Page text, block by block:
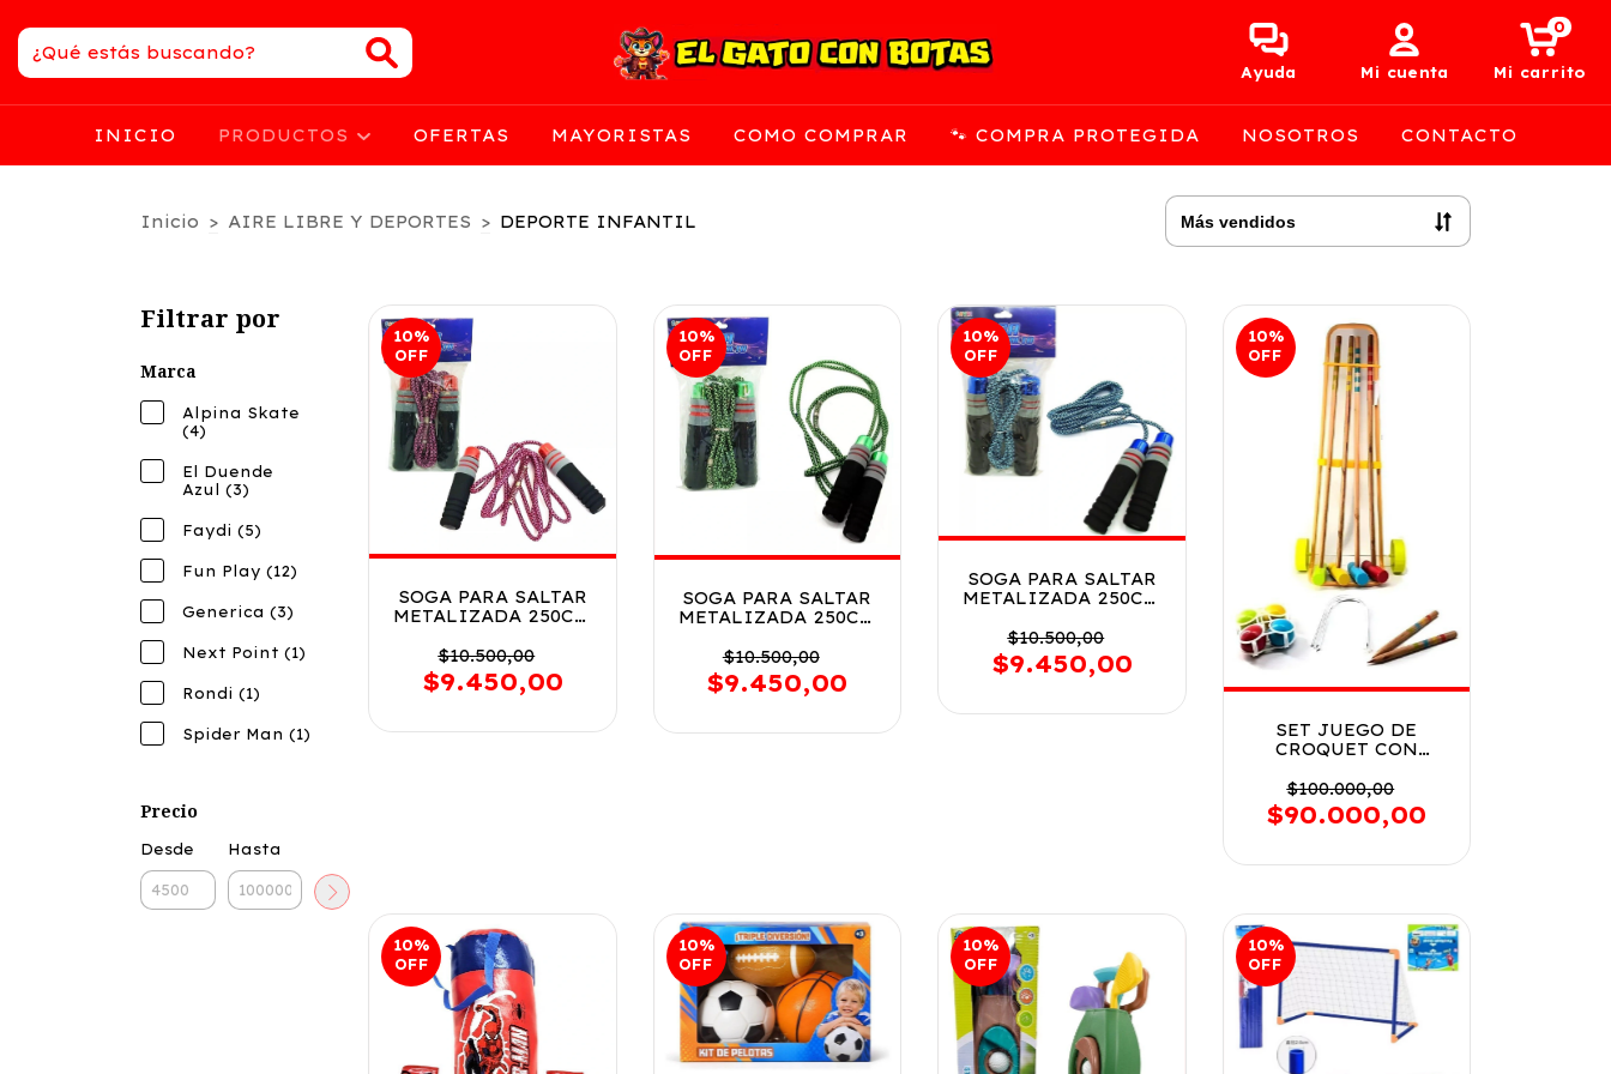
Ayuda Mi cuenta Mi carrito
0
INICIO PRODUCTOS OFERTAS MAYORISTAS COMO COMPRAR 🐾 COMPRA PROTEGIDA NOSOTROS CONTACTO
Inicio > AIRE LIBRE Y DEPORTES > DEPORTE INFANTIL
Filtrar por
Marca
Alpina Skate
(4)
El Duende
Azul (3)
Faydi (5)
Fun Play (12)
Generica (3)
Next Point (1)
Rondi (1)
Spider Man (1)
Precio
Desde Hasta
10%
OFF
SOGA PARA SALTAR
METALIZADA 250CM
FD233936 ROSA
$10.500,00
$9.450,00
10%
OFF
SOGA PARA SALTAR
METALIZADA 250CM
FD233936 VERDE
$10.500,00
$9.450,00
10%
OFF
SOGA PARA SALTAR
METALIZADA 250CM
FD233936 AZUL
$10.500,00
$9.450,00
10%
OFF
SET JUEGO DE
CROQUET CON
FD80MAD
$100.000,00
$90.000,00
10%
OFF
10%
OFF
10%
OFF
10%
OFF